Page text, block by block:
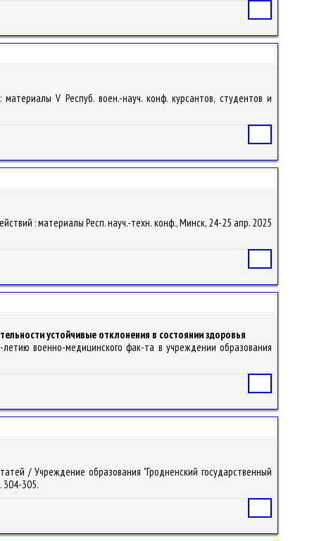
V Респуб. воен.-науч. конф. курсантов, студентов и
: материалы Респ. науч.-техн. конф., Минск, 24-25 апр. 2025
устойчивые отклонения в состоянии здоровья
военно-медицинского фак-та в учреждении образования
/ Учреждение образования "Гродненский государственный
304-305.